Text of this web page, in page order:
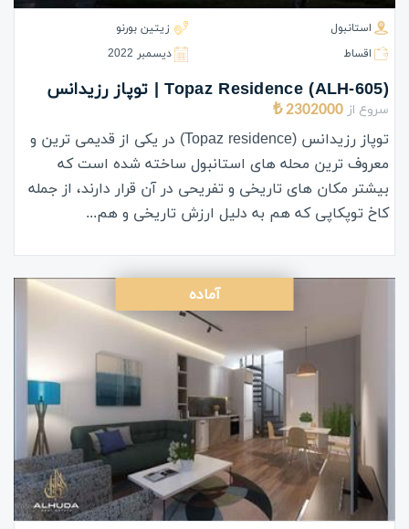
استانبول
زیتین بورنو
اقساط
ديسمبر 2022
(ALH-605) Topaz Residence | توپاز رزیدانس
سروع از 2302000 ₺
توپاز رزیدانس (Topaz residence) در یکی از قدیمی ترین و
معروف ترین محله های استانبول ساخته شده است که
بیشتر مکان های تاریخی و تفریحی در آن قرار دارند، از جمله
کاخ توپکاپی که هم به دلیل ارزش تاریخی و هم...
آماده